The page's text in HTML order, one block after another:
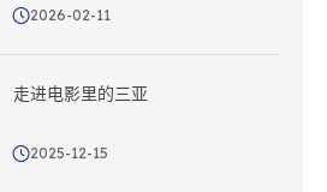
2026-02-11
走进电影里的三亚
2025-12-15